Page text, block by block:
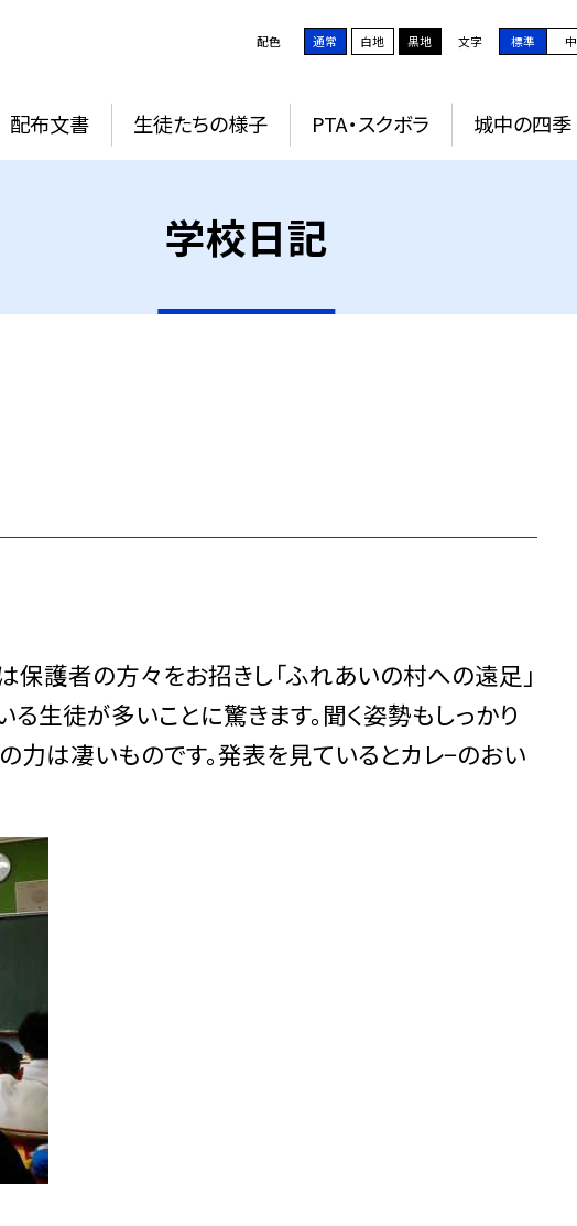
配色 通常 白地 黒地 文字 標準 中
配布文書 生徒たちの様子 PTA・スクボラ 城中の四季
学校日記
保護者の方々をお招きし「ふれあいの村への遠足」
生徒が多いことに驚きます。聞く姿勢もしっかり
力は凄いものです。発表を見ているとカレ−のおい